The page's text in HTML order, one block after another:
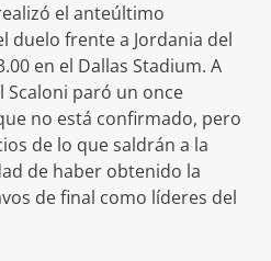
el anteúltimo
duelo frente a Jordania del
en el Dallas Stadium. A
Scaloni paró un once
no está confirmado, pero
de lo que saldrán a la
de haber obtenido la
de final como líderes del